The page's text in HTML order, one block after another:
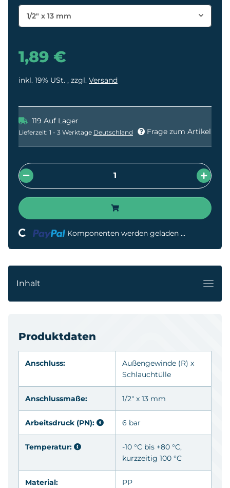
1/2" x 13 mm
1,89 €
inkl. 19% USt. , zzgl. Versand
119 Auf Lager
Lieferzeit: 1 - 3 Werktage Deutschland Frage zum Artikel
Loading... Komponenten werden geladen ...
Inhalt
Produktdaten
Anschluss: Außengewinde (R) x
Schlauchtülle
Anschlussmaße: 1/2" x 13 mm
Arbeitsdruck (PN): 6 bar
Temperatur:
-10 °C bis +80 °C,
kurzzeitig 100 °C
Material: PP